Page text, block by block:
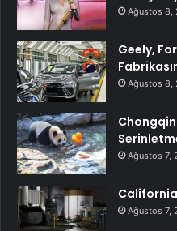
Ağustos 8,
Geely,
Ağustos 8,
Ağustos 7,
Ağustos 7,